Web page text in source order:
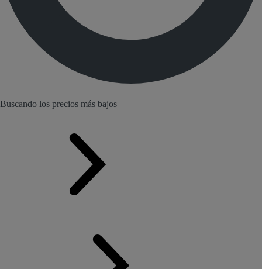
Buscando los precios más bajos